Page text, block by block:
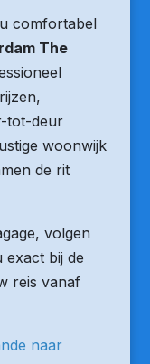
comfortabel
The
tot-deur
woonwijk
de rit
volgen
bij de
reis vanaf
naar